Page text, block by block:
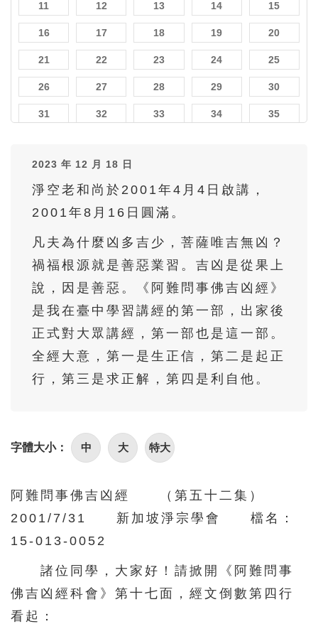
11 12 13 14 15
16 17 18 19 20
21 22 23 24 25
26 27 28 29 30
31 32 33 34 35
41 42
46 47 48 49
52 53
56 57 58 59 60
61 63 64
66 67 68 69 70
71 72 73 74
76 77 78 79 80
81 82 83 84
2023 年 12 月 18 日
淨空老和尚於2001年4月4日啟講，
2001年8月16日圓滿。
凡夫為什麼凶多吉少，菩薩唯吉無凶？
禍福根源就是善惡業習。吉凶是從果上
說，因是善惡。《阿難問事佛吉凶經》
是我在臺中學習講經的第一部，出家後
正式對大眾講經，第一部也是這一部。
全經大意，第一是生正信，第二是起正
行，第三是求正解，第四是利自他。
字體大小： 中 大 特大
阿難問事佛吉凶經 （第五十二集）
2001/7/31 新加坡淨宗學會 檔名：
15-013-0052
諸位同學，大家好！請掀開《阿難問事
佛吉凶經科會》第十七面，經文倒數第四行
看起：